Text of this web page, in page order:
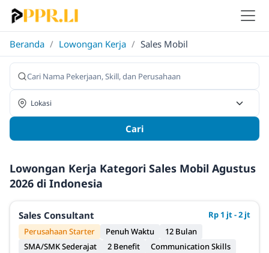
Beranda / Lowongan Kerja / Sales Mobil
Cari
Lowongan Kerja Kategori Sales Mobil Agustus
2026 di Indonesia
Sales Consultant
Rp 1 jt - 2 jt
Perusahaan Starter
Penuh Waktu
12 Bulan
SMA/SMK Sederajat
2 Benefit
Communication Skills